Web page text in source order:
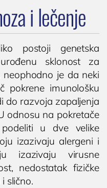
i lečenje
postoji genetska
sklonost za
je da neki
pokrene imunološku
do razvoja zapaljenja
odnosu na pokretače
u dve velike
izazivaju alergeni i
izazivaju virusne
nedostatak fizičke
slično.